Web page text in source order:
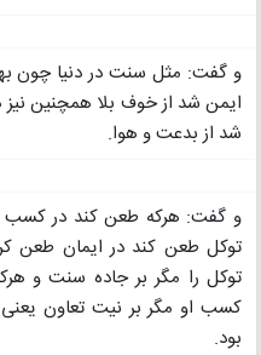
و گفت: مثل سنت در دنیا چون
ایمن شد از خوف بلا همچنین
شد از بدعت و هوا.
و گفت: هرکه طعن کند در
توکل طعن کند در ایمان طعن
توکل را مگر بر جاده سنت و
کسب او مگر بر نیت تعاون
بود.